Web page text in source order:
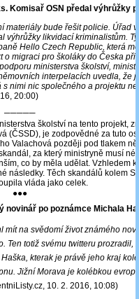
Komisař OSN předal výhrůžky
materiály bude řešit policie. Úřad
výhrůžky likvidací kriminalistům.
Hello Czech Republic, která
o migraci pro školáky do Česka
ministerstva školství,
interpelacích uvedla, že
nimi nic společného a projektu
20:00)
─────
školství na tento projekt,
(ČSSD), je zodpovědné za tuto
Valachová později pod tlakem
za který ministryně musí
co by měla udělat. Vzhledem
následky. Těch skandálů kolem
vláda jako celek.
●●●
novinář po poznámce Michala
mít na svědomí život známého
Ten totiž svému twitteru prozradil,
kterak je právě jeho kraj
Jižní Morava je kolébkou
10. 2. 2016, 10:08)